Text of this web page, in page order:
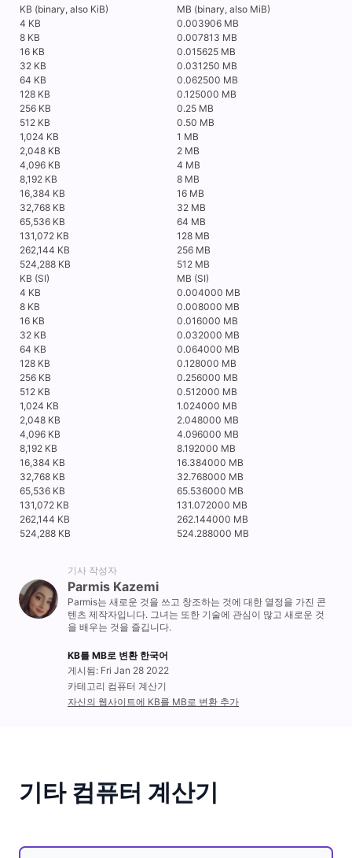
KB (binary, also KiB)
MB (binary, also MiB)
4 KB
0.003906 MB
8 KB
0.007813 MB
16 KB
0.015625 MB
32 KB
0.031250 MB
64 KB
0.062500 MB
128 KB
0.125000 MB
256 KB
0.25 MB
512 KB
0.50 MB
1,024 KB
1 MB
2,048 KB
2 MB
4,096 KB
4 MB
8,192 KB
8 MB
16,384 KB
16 MB
32,768 KB
32 MB
65,536 KB
64 MB
131,072 KB
128 MB
262,144 KB
256 MB
524,288 KB
512 MB
KB (SI)
MB (SI)
4 KB
0.004000 MB
8 KB
0.008000 MB
16 KB
0.016000 MB
32 KB
0.032000 MB
64 KB
0.064000 MB
128 KB
0.128000 MB
256 KB
0.256000 MB
512 KB
0.512000 MB
1,024 KB
1.024000 MB
2,048 KB
2.048000 MB
4,096 KB
4.096000 MB
8,192 KB
8.192000 MB
16,384 KB
16.384000 MB
32,768 KB
32.768000 MB
65,536 KB
65.536000 MB
131,072 KB
131.072000 MB
262,144 KB
262.144000 MB
524,288 KB
524.288000 MB
기사 작성자
Parmis Kazemi
Parmis는 새로운 것을 쓰고 창조하는 것에 대한 열정을 가진 콘
텐츠 제작자입니다. 그녀는 또한 기술에 관심이 많고 새로운 것
을 배우는 것을 즐깁니다.
KB를 MB로 변환 한국어
게시됨: Fri Jan 28 2022
카테고리 컴퓨터 계산기
자신의 웹사이트에 KB를 MB로 변환 추가
기타 컴퓨터 계산기